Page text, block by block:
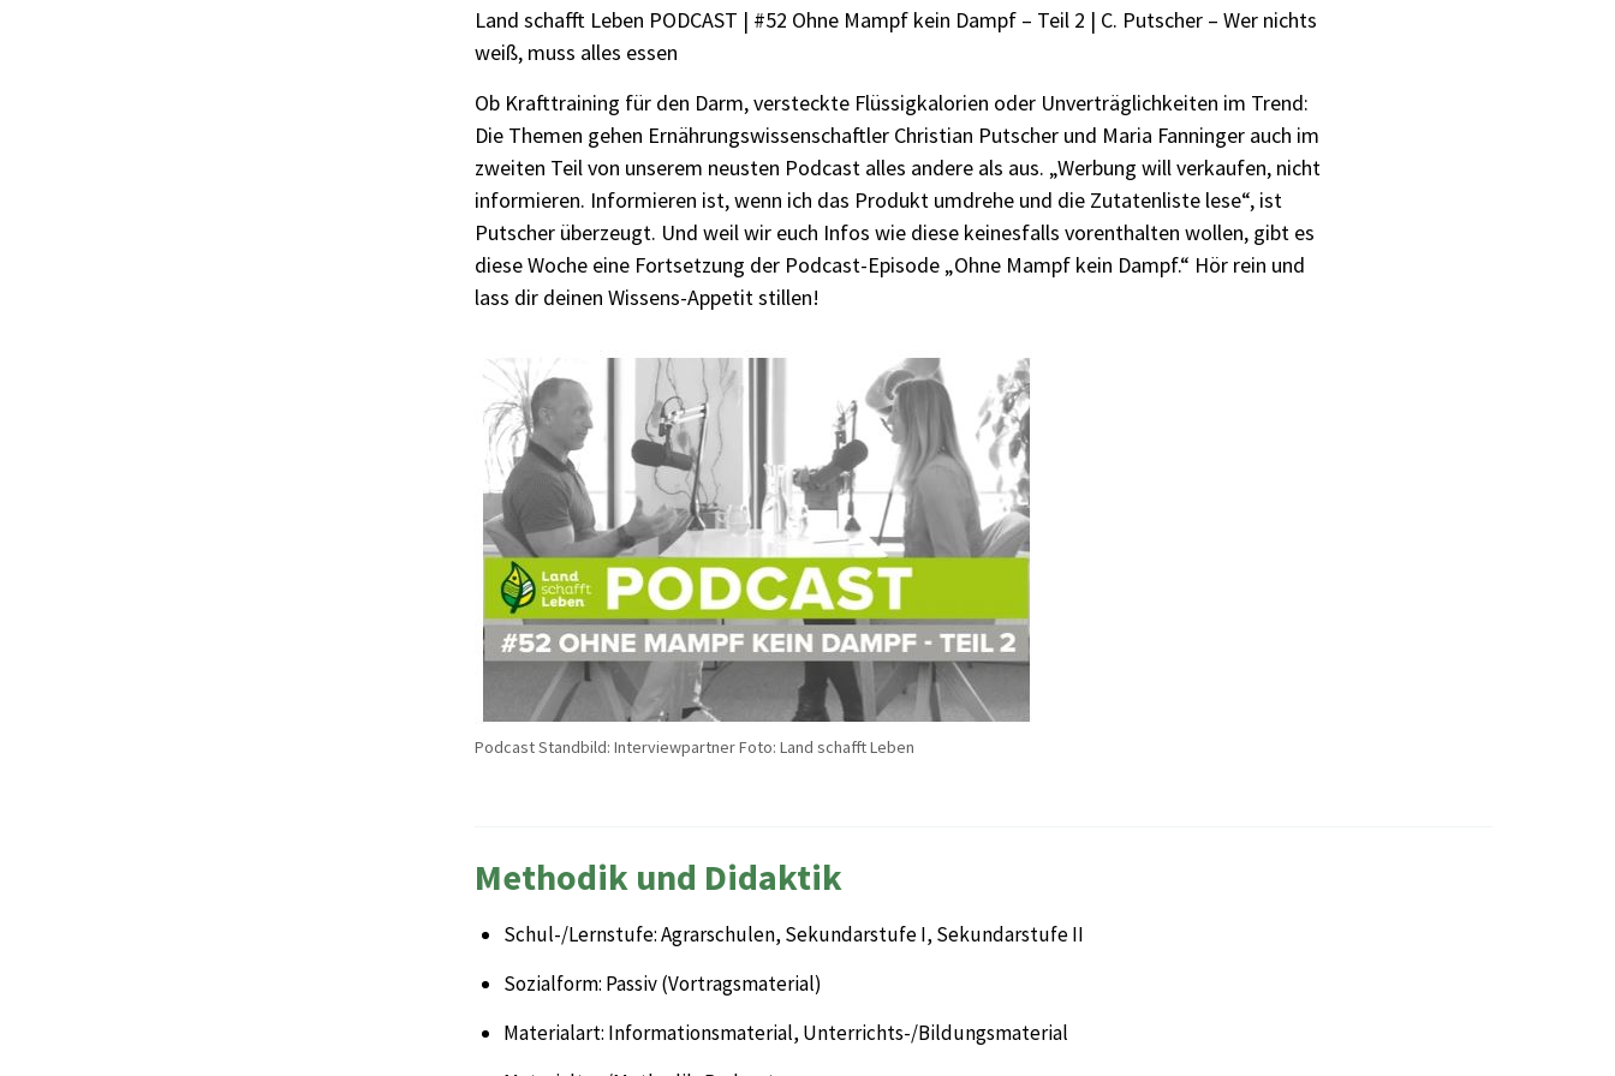
Land schafft Leben PODCAST | #52 Ohne Mampf kein Dampf – Teil 2 | C. Putscher – Wer nichts
weiß, muss alles essen
Ob Krafttraining für den Darm, versteckte Flüssigkalorien oder Unverträglichkeiten im Trend:
Die Themen gehen Ernährungswissenschaftler Christian Putscher und Maria Fanninger auch im
zweiten Teil von unserem neusten Podcast alles andere als aus. „Werbung will verkaufen, nicht
informieren. Informieren ist, wenn ich das Produkt umdrehe und die Zutatenliste lese“, ist
Putscher überzeugt. Und weil wir euch Infos wie diese keinesfalls vorenthalten wollen, gibt es
diese Woche eine Fortsetzung der Podcast-Episode „Ohne Mampf kein Dampf.“ Hör rein und
lass dir deinen Wissens-Appetit stillen!
Podcast Standbild: Interviewpartner Foto: Land schafft Leben
Methodik und Didaktik
Schul-/Lernstufe: Agrarschulen, Sekundarstufe I, Sekundarstufe II
Sozialform: Passiv (Vortragsmaterial)
Materialart: Informationsmaterial, Unterrichts-/Bildungsmaterial